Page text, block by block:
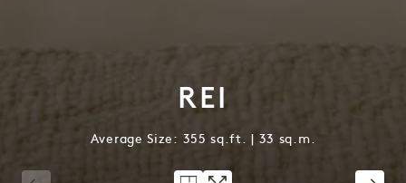
REI
Average Size: 355 sq.ft. | 33 sq.m.